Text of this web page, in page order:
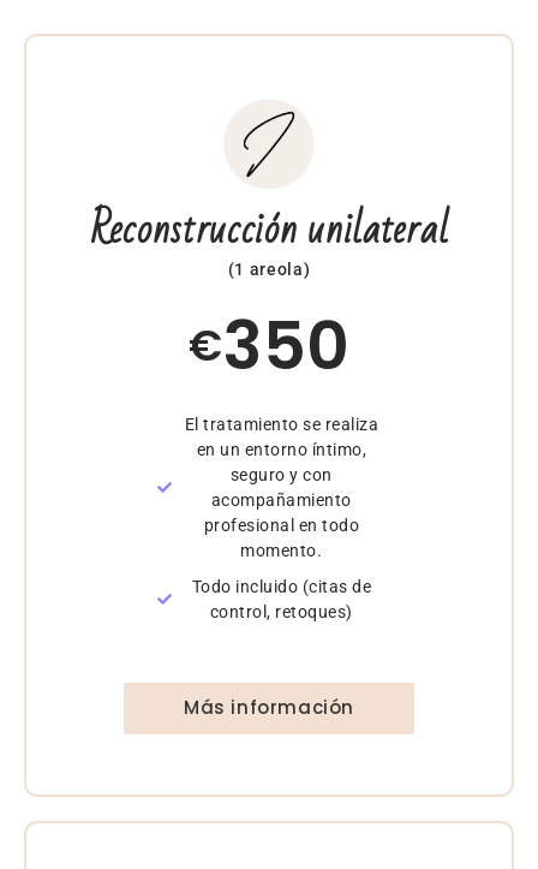
Reconstrucción unilateral
(1 areola)
€350
El tratamiento se realiza
en un entorno íntimo,
seguro y con
acompañamiento
profesional en todo
momento.
Todo incluido (citas de
control, retoques)
Más información